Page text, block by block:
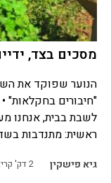
מסכים בצד,
הנוער שפוקד את
לשבת בבית, אנחנו
ראשית: מתנדבות
גיא פישקין 2דק'